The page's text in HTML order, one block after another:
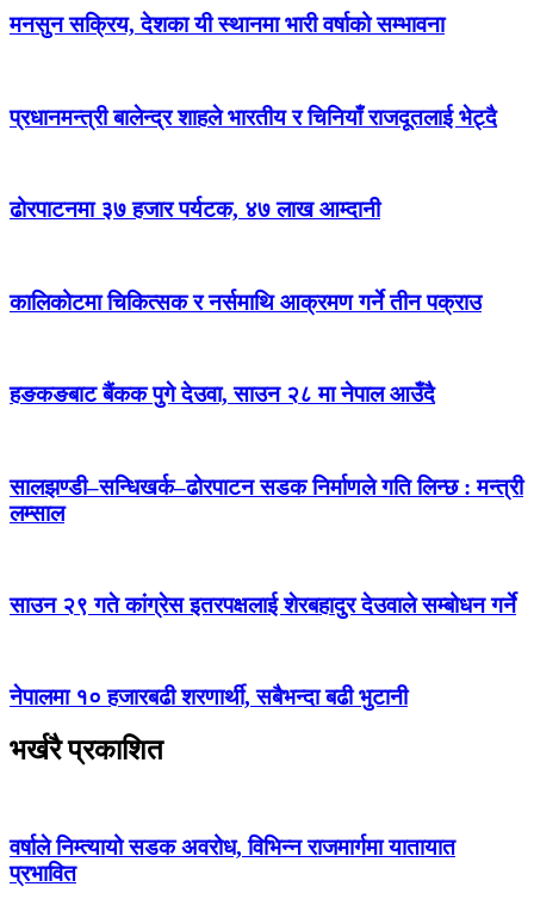
मनसुन सक्रिय, देशका यी स्थानमा भारी वर्षाको सम्भावना
प्रधानमन्त्री बालेन्द्र शाहले भारतीय र चिनियाँ राजदूतलाई भेट्दै
ढोरपाटनमा ३७ हजार पर्यटक, ४७ लाख आम्दानी
कालिकोटमा चिकित्सक र नर्समाथि आक्रमण गर्ने तीन पक्राउ
हङकङबाट बैंकक पुगे देउवा, साउन २८ मा नेपाल आउँदै
सालझण्डी–सन्धिखर्क–ढोरपाटन सडक निर्माणले गति लिन्छ : मन्त्री
लम्साल
साउन २९ गते कांग्रेस इतरपक्षलाई शेरबहादुर देउवाले सम्बोधन गर्ने
नेपालमा १० हजारबढी शरणार्थी, सबैभन्दा बढी भुटानी
भर्खरै प्रकाशित
वर्षाले निम्त्यायो सडक अवरोध, विभिन्न राजमार्गमा यातायात
प्रभावित